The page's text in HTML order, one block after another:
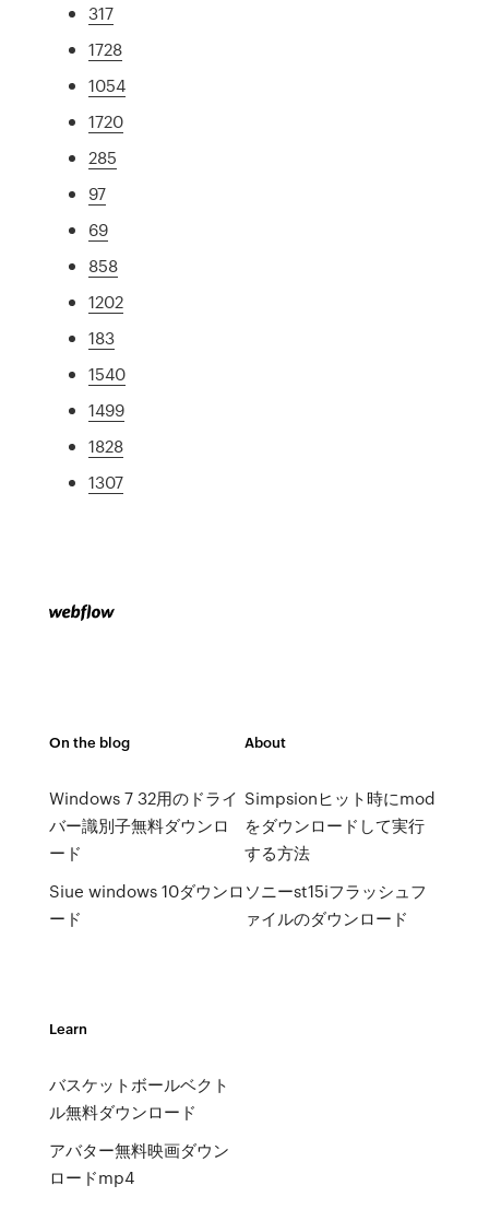
317
1728
1054
1720
285
97
69
858
1202
183
1540
1499
1828
1307
On the blog
Windows 7 32用のドライ
バー識別子無料ダウンロ
ード
Siue windows 10ダウンロ
ード
About
Simpsionヒット時にmod
をダウンロードして実行
する方法
ソニーst15iフラッシュフ
ァイルのダウンロード
Learn
バスケットボールベクト
ル無料ダウンロード
アバター無料映画ダウン
ロードmp4